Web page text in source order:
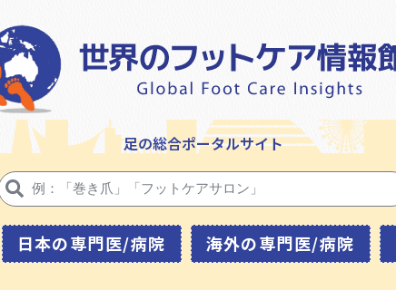
足の総合ポータルサイト
日本の専門医/病院 海外の専門医/病院